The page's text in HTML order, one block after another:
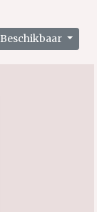
Beschikbaar